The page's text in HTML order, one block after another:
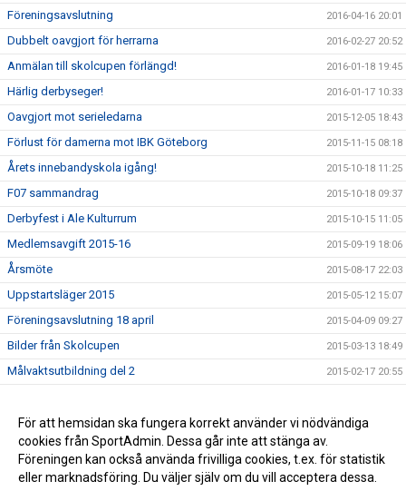
Föreningsavslutning 2016-04-16 20:01
Dubbelt oavgjort för herrarna 2016-02-27 20:52
Anmälan till skolcupen förlängd! 2016-01-18 19:45
Härlig derbyseger! 2016-01-17 10:33
Oavgjort mot serieledarna 2015-12-05 18:43
Förlust för damerna mot IBK Göteborg 2015-11-15 08:18
Årets innebandyskola igång! 2015-10-18 11:25
F07 sammandrag 2015-10-18 09:37
Derbyfest i Ale Kulturrum 2015-10-15 11:05
Medlemsavgift 2015-16 2015-09-19 18:06
Årsmöte 2015-08-17 22:03
Uppstartsläger 2015 2015-05-12 15:07
Föreningsavslutning 18 april 2015-04-09 09:27
Bilder från Skolcupen 2015-03-13 18:49
Målvaktsutbildning del 2 2015-02-17 20:55
Ale IBF under VM 2015-01-07 22:33
Rapport från de röda tröjorna 2014-12-14 16:10
För att hemsidan ska fungera korrekt använder vi nödvändiga
cookies från SportAdmin. Dessa går inte att stänga av.
Föreningen kan också använda frivilliga cookies, t.ex. för statistik
eller marknadsföring. Du väljer själv om du vill acceptera dessa.